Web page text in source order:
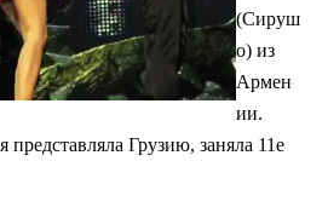
(Сируш
о) из
Армен
ии.
представляла Грузию, заняла 11е